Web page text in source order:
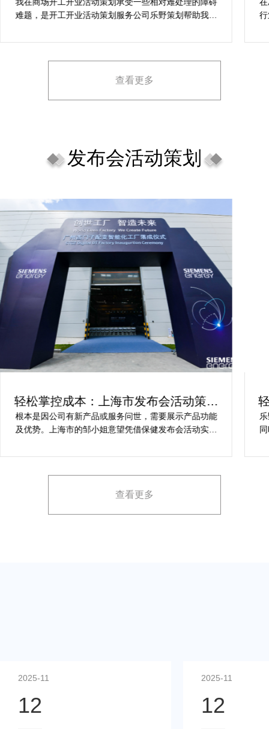
案精选
难题，是开工开业活动策划服务公司乐野策划帮助我完
场开工开业活动策划堪称完美，下次有计划还会选择乐
查看更多
发布会活动策划
轻松掌控成本：上海市发布会活动策划
方案指南
根本是因公司有新产品或服务问世，需要展示产品功能
及优势。上海市的邹小姐意望凭借保健发布会活动实现
占有率。在策划时间里却遇到这些难题缺乏专业的产品
展示方案，以最大化媒体报道和消费者关注。
查看更多
2025-11
12
2025-11
12